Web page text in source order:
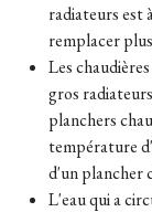
radiateurs est
remplacer
Les
gros
planchers
température
d'un plancher
L'eau qui a